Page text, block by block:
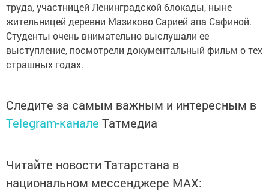
труда, участницей Ленинградской блокады, ныне
жительницей деревни Мазиково Сарией апа Сафиной.
Студенты очень внимательно выслушали ее
выступление, посмотрели документальный фильм о тех
страшных годах.
Следите за самым важным и интересным в
Telegram-канале Татмедиа
Читайте новости Татарстана в
национальном мессенджере MАХ: